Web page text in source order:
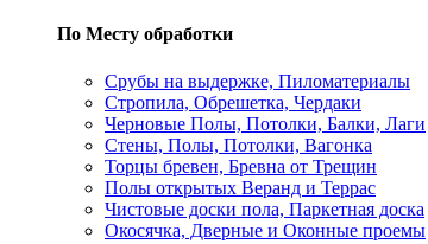
По Месту обработки
Срубы на выдержке, Пиломатериалы
Стропила, Обрешетка, Чердаки
Черновые Полы, Потолки, Балки, Лаги
Стены, Полы, Потолки, Вагонка
Торцы бревен, Бревна от Трещин
Полы открытых Веранд и Террас
Чистовые доски пола, Паркетная доска
Окосячка, Дверные и Оконные проемы